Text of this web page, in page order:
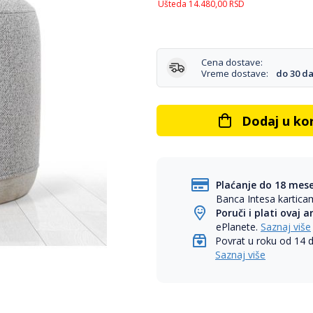
Ušteda 14.480,00 RSD
Cena dostave:
Vreme dostave:
do 30
Dodaj u
Plaćanje do 18
Banca Intesa
Poruči i plati ovaj
ePlanete.Saznaj više
Povrat u roku od 14
Saznaj više